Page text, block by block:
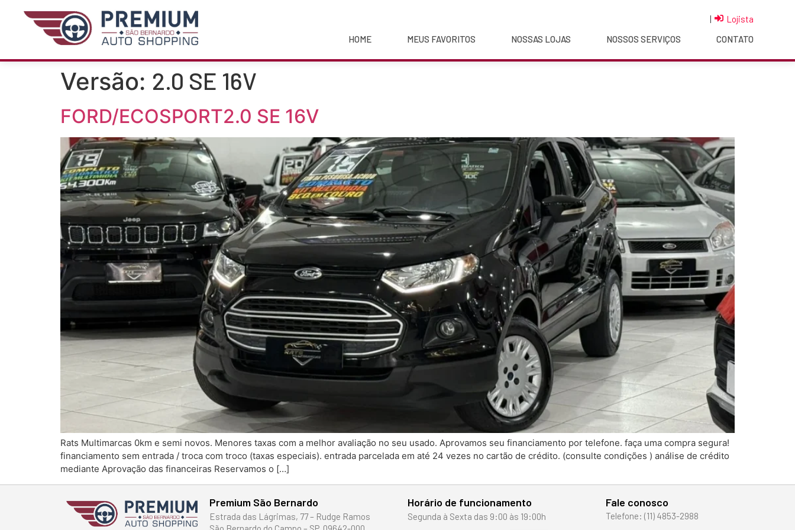
|
Lojista
HOME
MEUS FAVORITOS NOSSAS LOJAS NOSSOS SERVIÇOS CONTATO
Versão: 2.0 SE 16V
FORD/ECOSPORT2.0 SE 16V
Rats Multimarcas 0km e semi novos. Menores taxas com a melhor avaliação no seu usado. Aprovamos seu financiamento por telefone. faça uma compra segura!
financiamento sem entrada / troca com troco (taxas especiais). entrada parcelada em até 24 vezes no cartão de crédito. (consulte condições ) análise de crédito
mediante Aprovação das financeiras Reservamos o […]
Premium São Bernardo
Estrada das Lágrimas, 77 – Rudge Ramos
Horário de funcionamento
Segunda à Sexta das 9:00 às 19:00h
Fale conosco
Telefone: (11) 4853-2988